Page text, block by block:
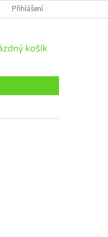
Přihlášení
košík